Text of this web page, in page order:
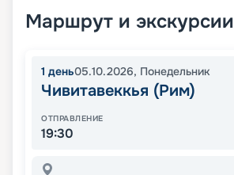
Маршрут и экскурсии
1 день05.10.2026, Понедельник
Чивитавеккья (Рим)
ОТПРАВЛЕНИЕ
19:30